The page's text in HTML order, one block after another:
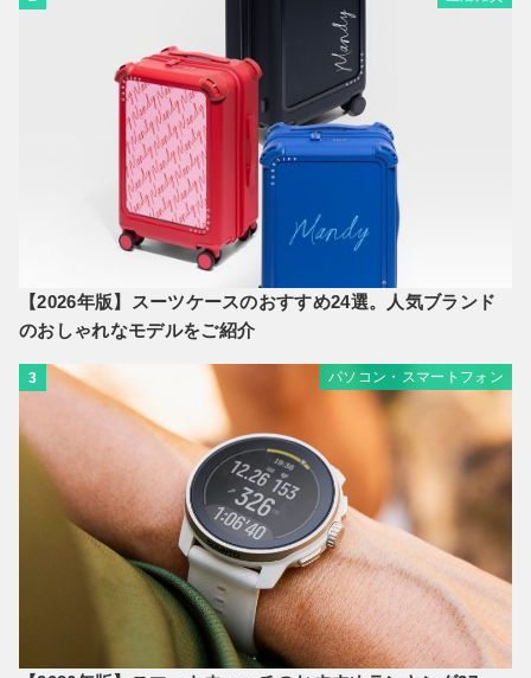
【2026年版】スーツケースのおすすめ24選。人気ブランド
のおしゃれなモデルをご紹介
3 パソコン・スマートフォン